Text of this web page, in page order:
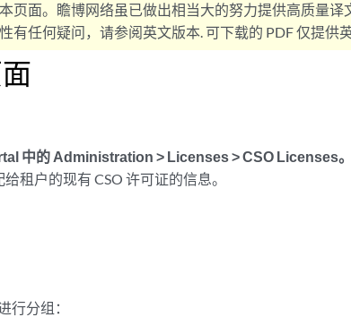
页面。瞻博网络虽已做出相当大的努力提供高质量译
有任何疑问，请参阅英文版本. 可下载的 PDF 仅提供
中的 Administration > Licenses > CSO Licenses。
租户的现有 CSO 许可证的信息。
行分组：